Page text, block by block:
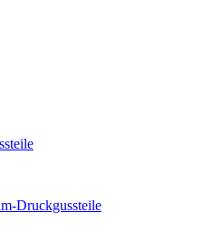
Druckgussteile